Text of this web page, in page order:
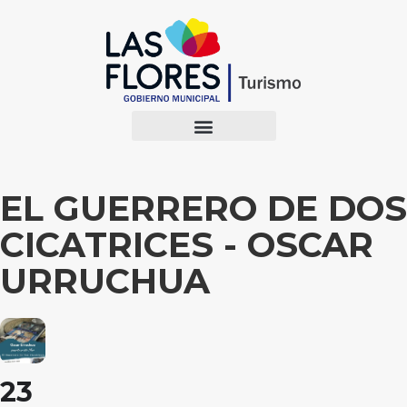
EL GUERRERO DE DOS
CICATRICES - OSCAR
URRUCHUA
23